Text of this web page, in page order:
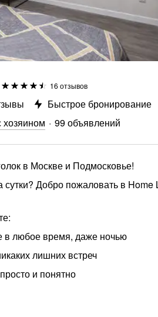
16 отзывов
хозяином 99 объявлений
Быстрое бронирование
в Москве и Подмосковье!
Добро пожаловать в
в любое время, даже ночью
лишних встреч
и понятно